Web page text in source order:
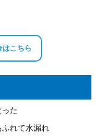
はこちら
た
れて水漏れ